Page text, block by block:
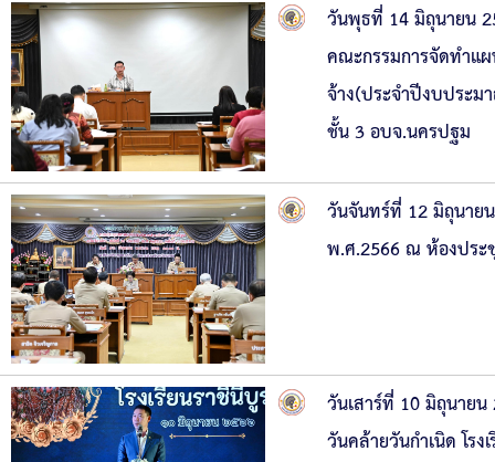
วันพุธที่ 14 มิถุนายน
คณะกรรมการจัดทำแ
จ้าง(ประจำปีงบประ
ชั้น 3 อบจ.นครปฐม
วันจันทร์ที่ 12 มิถุนาย
พ.ศ.2566 ณ ห้องปร
วันเสาร์ที่ 10 มิถุนาย
วันคล้ายวันกำเนิด โร